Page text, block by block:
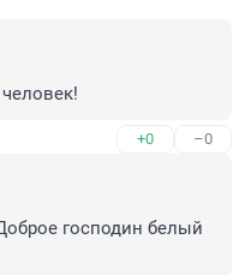
+0 –0
господин белый